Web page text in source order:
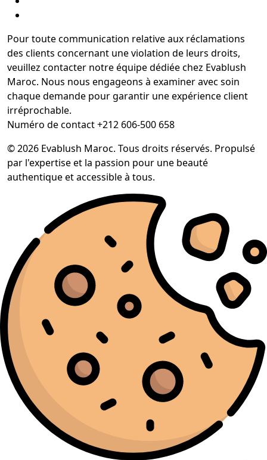
Pour toute communication relative aux réclamations
des clients concernant une violation de leurs droits,
veuillez contacter notre équipe dédiée chez Evablush
Maroc. Nous nous engageons à examiner avec soin
chaque demande pour garantir une expérience client
irréprochable.
Numéro de contact +212 606-500 658
© 2026 Evablush Maroc. Tous droits réservés. Propulsé
par l'expertise et la passion pour une beauté
authentique et accessible à tous.